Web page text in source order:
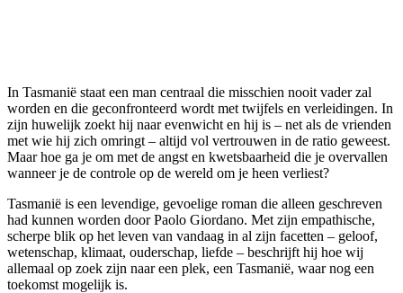
In Tasmanië staat een man centraal die misschien nooit vader zal
worden en die geconfronteerd wordt met twijfels en verleidingen. In
zijn huwelijk zoekt hij naar evenwicht en hij is – net als de vrienden
met wie hij zich omringt – altijd vol vertrouwen in de ratio geweest.
Maar hoe ga je om met de angst en kwetsbaarheid die je overvallen
wanneer je de controle op de wereld om je heen verliest?
Tasmanië is een levendige, gevoelige roman die alleen geschreven
had kunnen worden door Paolo Giordano. Met zijn empathische,
scherpe blik op het leven van vandaag in al zijn facetten – geloof,
wetenschap, klimaat, ouderschap, liefde – beschrijft hij hoe wij
allemaal op zoek zijn naar een plek, een Tasmanië, waar nog een
toekomst mogelijk is.